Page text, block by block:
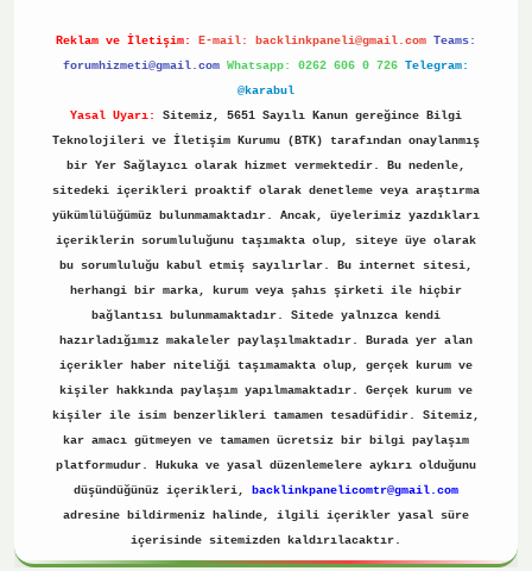
Reklam ve İletişim: E-mail: backlinkpaneli@gmail.com Teams:
forumhizmeti@gmail.com Whatsapp: 0262 606 0 726 Telegram:
@karabul
Yasal Uyarı:
Sitemiz, 5651 Sayılı Kanun gereğince Bilgi
Teknolojileri ve İletişim Kurumu (BTK) tarafından onaylanmış
bir Yer Sağlayıcı olarak hizmet vermektedir. Bu nedenle,
sitedeki içerikleri proaktif olarak denetleme veya araştırma
yükümlülüğümüz bulunmamaktadır. Ancak, üyelerimiz yazdıkları
içeriklerin sorumluluğunu taşımakta olup, siteye üye olarak
bu sorumluluğu kabul etmiş sayılırlar. Bu internet sitesi,
herhangi bir marka, kurum veya şahıs şirketi ile hiçbir
bağlantısı bulunmamaktadır. Sitede yalnızca kendi
hazırladığımız makaleler paylaşılmaktadır. Burada yer alan
içerikler haber niteliği taşımamakta olup, gerçek kurum ve
kişiler hakkında paylaşım yapılmamaktadır. Gerçek kurum ve
kişiler ile isim benzerlikleri tamamen tesadüfidir. Sitemiz,
kar amacı gütmeyen ve tamamen ücretsiz bir bilgi paylaşım
platformudur. Hukuka ve yasal düzenlemelere aykırı olduğunu
düşündüğünüz içerikleri,
backlinkpanelicomtr@gmail.com
adresine bildirmeniz halinde, ilgili içerikler yasal süre
içerisinde sitemizden kaldırılacaktır.